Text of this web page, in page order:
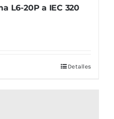
L6-20P a IEC 320
Detalles